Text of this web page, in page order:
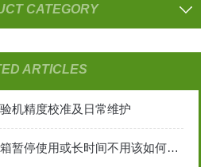
CATEGORY
ARTICLES
机精度校准及日常维护
快速升降温试验箱暂停使用或长时间不用该如何维护